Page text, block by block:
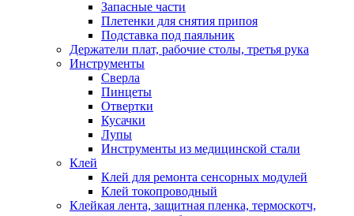
Запасные части
Плетенки для снятия припоя
Подставка под паяльник
Держатели плат, рабочие столы, третья рука
Инструменты
Сверла
Пинцеты
Отвертки
Кусачки
Лупы
Инструменты из медицинской стали
Клей
Клей для ремонта сенсорных модулей
Клей токопроводный
Клейкая лента, защитная пленка, термоскотч,